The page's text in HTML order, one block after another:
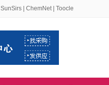
SunSirs ChemNet| Toocle